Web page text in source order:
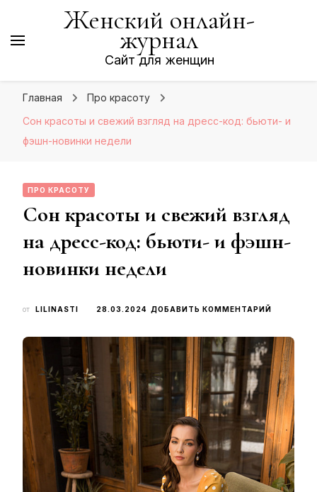
Женский онлайн-
журнал
Сайт для женщин
Главная
Про красоту
Сон красоты и свежий взгляд на дресс-код: бьюти- и
фэшн-новинки недели
ПРО КРАСОТУ
Сон красоты и свежий взгляд
на дресс-код: бьюти- и фэшн-
новинки недели
от LILINASTI 28.03.2024 ДОБАВИТЬ КОММЕНТАРИЙ
КРАСОТЫ
И
СВЕЖИЙ
ВЗГЛЯД
НА
ДРЕСС-
КОД:
БЬЮТИ-
И
ФЭШН-
НОВИНКИ
НЕДЕЛИ